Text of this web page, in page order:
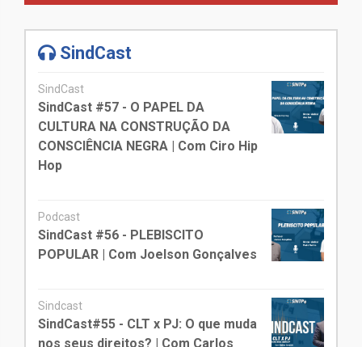
SindCast
SindCast
SindCast #57 - O PAPEL DA
CULTURA NA CONSTRUÇÃO DA
CONSCIÊNCIA NEGRA | Com Ciro Hip
Hop
Podcast
SindCast #56 - PLEBISCITO
POPULAR | Com Joelson Gonçalves
Sindcast
SindCast#55 - CLT x PJ: O que muda
nos seus direitos? | Com Carlos